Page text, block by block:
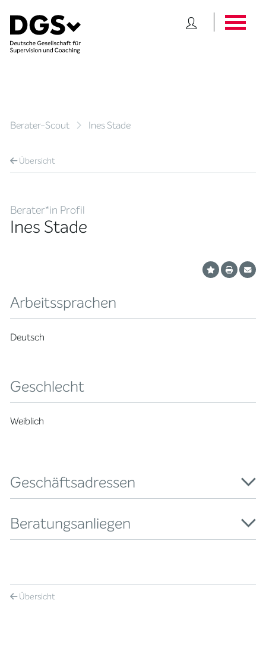
Berater-Scout Ines Stade
Übersicht
Berater*in Profil
Ines Stade
Arbeitssprachen
Deutsch
Geschlecht
Weiblich
Geschäftsadressen
Beratungsanliegen
Übersicht